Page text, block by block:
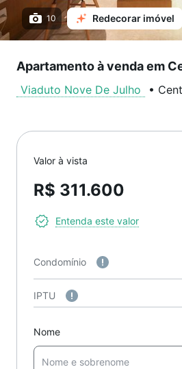
10 Redecorar imóvel
Apartamento à venda em
Viaduto Nove De Julho •
Valor à vista
R$ 311.600
Entenda este valor
Condomínio
IPTU
Nome